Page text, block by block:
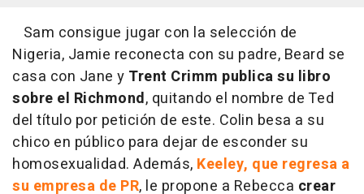
Sam consigue jugar con la selección de
Nigeria, Jamie reconecta con su padre, Beard se
casa con Jane y Trent Crimm publica su libro
sobre el Richmond, quitando el nombre de Ted
del título por petición de este. Colin besa a su
chico en público para dejar de esconder su
homosexualidad. Además, Keeley, que regresa a
su empresa de PR, le propone a Rebecca crear